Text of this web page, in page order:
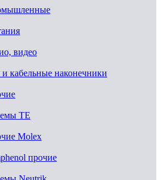
видео
кабельные наконечники
TE
Molex
прочие